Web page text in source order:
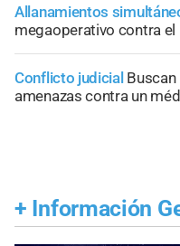
Allanamientos
megaoperativo contra
Conflicto judicial
amenazas contra un
+ Información